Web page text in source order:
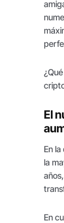
El
En
la
En